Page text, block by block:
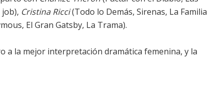
Cristina Ricci(Todo lo Demás, Sirenas, La Familia
El Gran Gatsby, La Trama).
a la mejor interpretación dramática femenina, y la